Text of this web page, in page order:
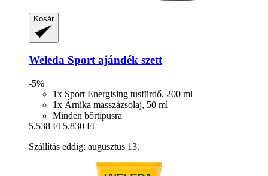
Kosár
Weleda Sport ajándék szett
-5%
1x Sport Energising tusfürdő, 200 ml
1x Árnika masszázsolaj, 50 ml
Minden bőrtípusra
5.538 Ft 5.830 Ft
Szállítás eddig: augusztus 13.